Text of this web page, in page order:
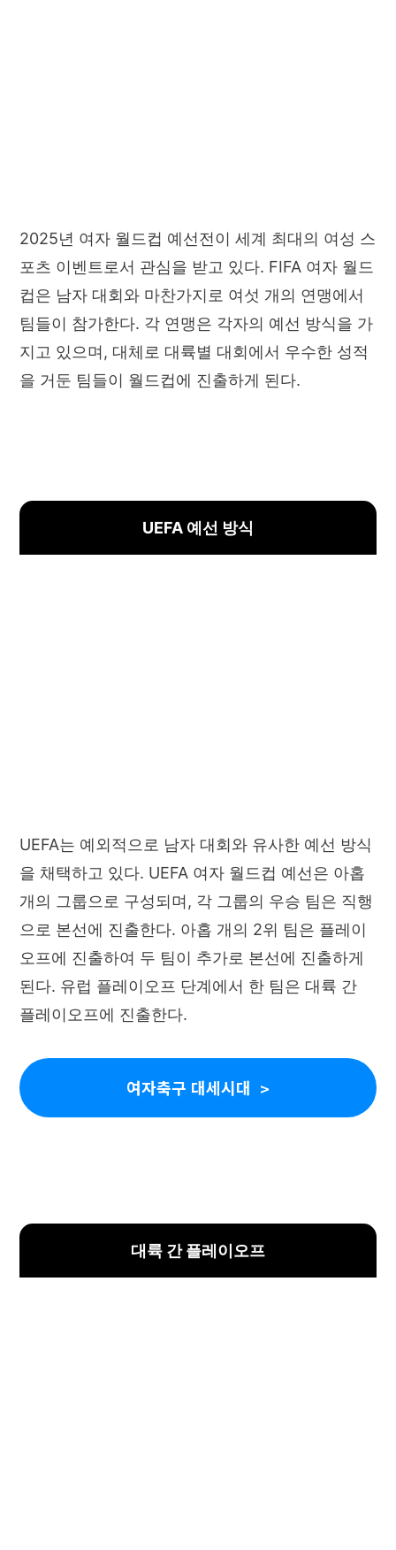
2025년 여자 월드컵 예선전이 세계 최대의 여성 스
포츠 이벤트로서 관심을 받고 있다. FIFA 여자 월드
컵은 남자 대회와 마찬가지로 여섯 개의 연맹에서
팀들이 참가한다. 각 연맹은 각자의 예선 방식을 가
지고 있으며, 대체로 대륙별 대회에서 우수한 성적
을 거둔 팀들이 월드컵에 진출하게 된다.
UEFA 예선 방식
UEFA는 예외적으로 남자 대회와 유사한 예선 방식
을 채택하고 있다. UEFA 여자 월드컵 예선은 아홉
개의 그룹으로 구성되며, 각 그룹의 우승 팀은 직행
으로 본선에 진출한다. 아홉 개의 2위 팀은 플레이
오프에 진출하여 두 팀이 추가로 본선에 진출하게
된다. 유럽 플레이오프 단계에서 한 팀은 대륙 간
플레이오프에 진출한다.
여자축구 대세시대
대륙 간 플레이오프